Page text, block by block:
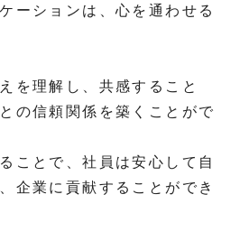
ーションは、心を通わせる
を理解し、共感すること
の信頼関係を築くことがで
ことで、社員は安心して自
企業に貢献することができ